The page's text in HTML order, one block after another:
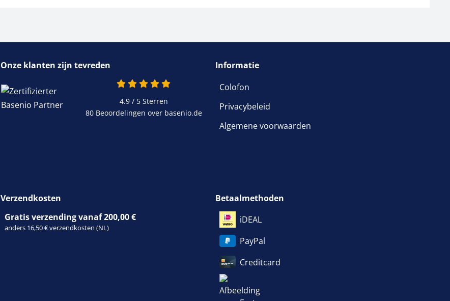
Onze klanten zijn tevreden
4.9 / 5Sterren
80 Beoordelingen over basenio.de
Informatie
Colofon
Privacybeleid
Algemene voorwaarden
Verzendkosten
Gratis verzending vanaf 200,00 €
anders 16,50 € verzendkosten (NL)
Betaalmethoden
iDEAL
PayPal
Creditcard